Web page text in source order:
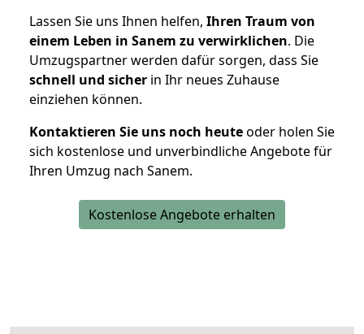
Lassen Sie uns Ihnen helfen, Ihren Traum von
einem Leben in Sanem zu verwirklichen. Die
Umzugspartner werden dafür sorgen, dass Sie
schnell und sicher in Ihr neues Zuhause
einziehen können.
Kontaktieren Sie uns noch heuteoder holen Sie
sich kostenlose und unverbindliche Angebote für
Ihren Umzug nach Sanem.
Kostenlose Angebote erhalten